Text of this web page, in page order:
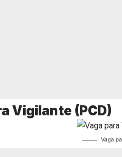
Vigilante (PCD)
Vaga